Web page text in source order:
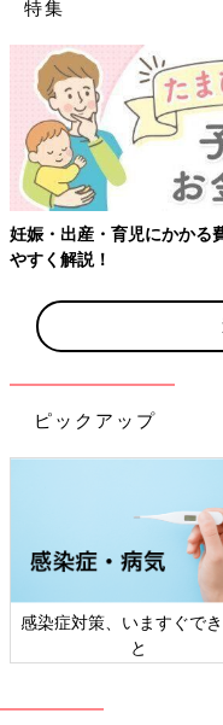
特集
妊娠・出産・育児にかかる
やすく解説！
ピックアップ
感染症対策、いますぐで
と